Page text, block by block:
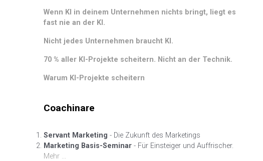
Wenn KI in deinem Unternehmen nichts bringt, liegt es
fast nie an der KI.
Nicht jedes Unternehmen braucht KI.
70 % aller KI-Projekte scheitern. Nicht an der Technik.
Warum KI-Projekte scheitern
Coachinare
Servant Marketing - Die Zukunft des Marketings
Marketing Basis-Seminar - Für Einsteiger und Auffrischer.
Mehr ...